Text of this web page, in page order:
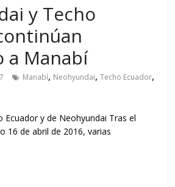
y Techo
a Manabí
Manabí, Neohyundai,Techo Ecuador,
Ecuador y de Neohyundai Tras el
16 de abril de 2016, varias